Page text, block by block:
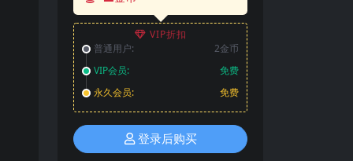
VIP折扣
普通用户:
2金币
VIP会员:
免费
永久会员:
免费
登录后购买